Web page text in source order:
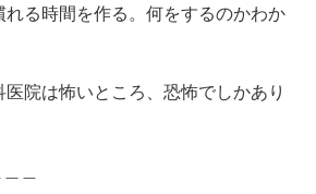
る時間を作る。何をするのかわか
院は怖いところ、恐怖でしかあり
＿